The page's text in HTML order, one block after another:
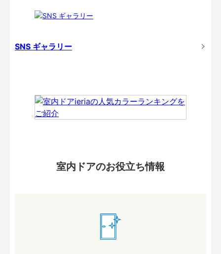
SNS ギャラリー
室内ドアのお役立ち情報